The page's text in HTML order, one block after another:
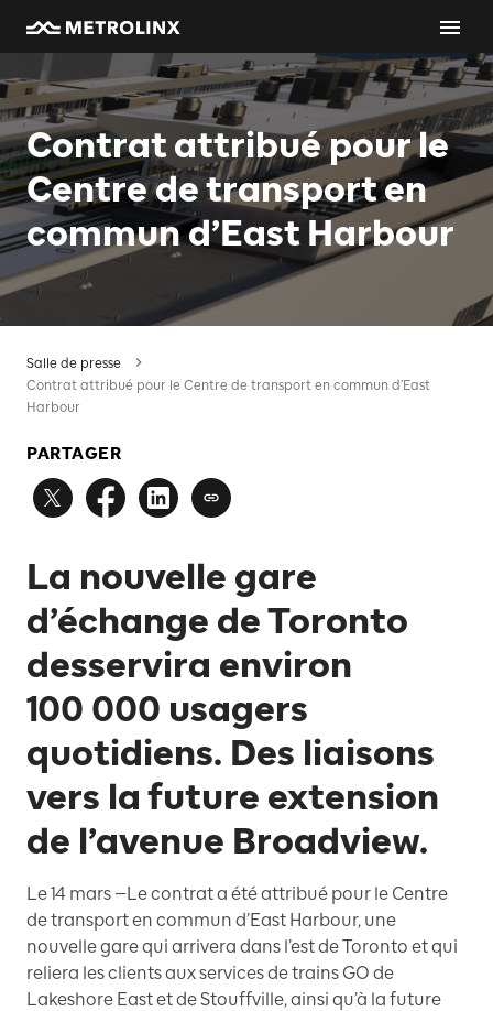
Contrat attribué pour le
Centre de transport en
commun d’East Harbour
Salle de presse
Contrat attribué pour le Centre de transport en commun d’East
Harbour
PARTAGER
La nouvelle gare
d’échange de Toronto
desservira environ
100 000 usagers
quotidiens. Des liaisons
vers la future extension
de l’avenue Broadview.
Le 14 mars —Le contrat a été attribué pour le Centre
de transport en commun d’East Harbour, une
nouvelle gare qui arrivera dans l’est de Toronto et qui
reliera les clients aux services de trains GO de
Lakeshore East et de Stouffville, ainsi qu’à la future